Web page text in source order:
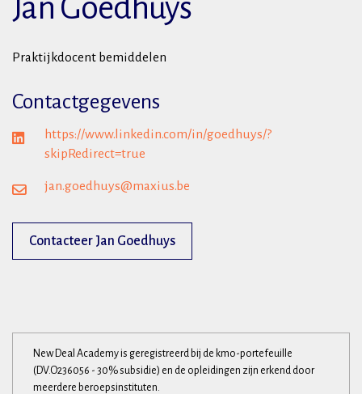
Jan Goedhuys
Praktijkdocent bemiddelen
Contactgegevens
https://www.linkedin.com/in/goedhuys/?
skipRedirect=true
jan.goedhuys@maxius.be
Contacteer Jan Goedhuys
New Deal Academy is geregistreerd bij de kmo-portefeuille
(DV.O236056 - 30% subsidie) en de opleidingen zijn erkend door
meerdere beroepsinstituten.